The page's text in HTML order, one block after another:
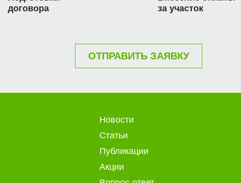
договора
за участок
ОТПРАВИТЬ ЗАЯВКУ
Новости
Статьи
Публикации
Акции